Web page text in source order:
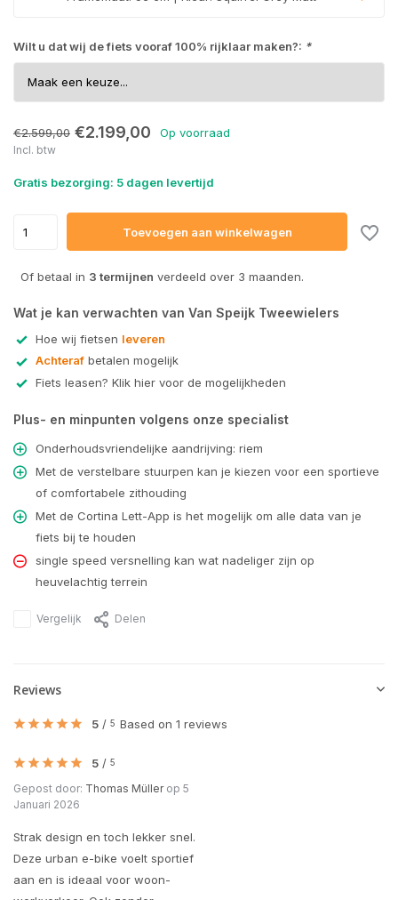
Uitverkocht
Wilt u dat wij de fiets vooraf 100% rijklaar maken?: *
€2.599,00 €2.199,00 Op voorraad
Incl. btw
Gratis bezorging: 5 dagen levertijd
Toevoegen aan winkelwagen
Of betaal in 3 termijnen verdeeld over 3 maanden.
Wat je kan verwachten van Van Speijk Tweewielers
Hoe wij fietsen leveren
Achteraf betalen mogelijk
Fiets leasen? Klik hier voor de mogelijkheden
Plus- en minpunten volgens onze specialist
Onderhoudsvriendelijke aandrijving: riem
Met de verstelbare stuurpen kan je kiezen voor een sportieve
of comfortabele zithouding
Met de Cortina Lett-App is het mogelijk om alle data van je
fiets bij te houden
single speed versnelling kan wat nadeliger zijn op
heuvelachtig terrein
Vergelijk Delen
Reviews
5 / 5 Based on 1 reviews
5 / 5
Gepost door: Thomas Müllerop 5
Januari 2026
Strak design en toch lekker snel.
Deze urban e-bike voelt sportief
aan en is ideaal voor woon-